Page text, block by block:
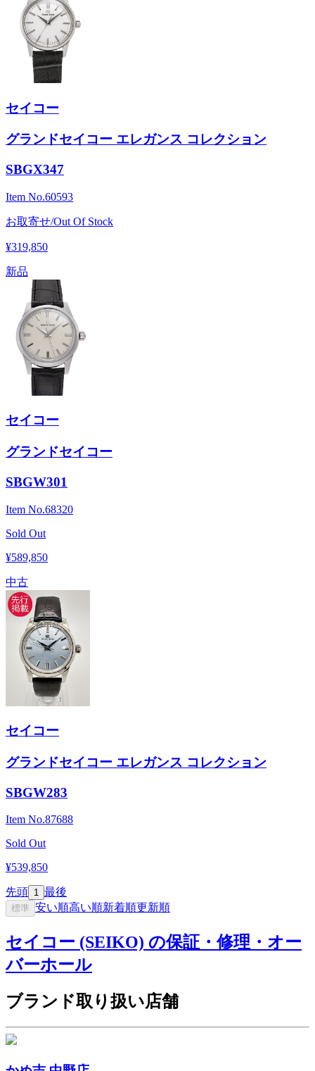
セイコー
グランドセイコー エレガンス コレクション
SBGX347
Item No.60593
お取寄せ/Out Of Stock
¥319,850
新品
セイコー
グランドセイコー
SBGW301
Item No.68320
Sold Out
¥589,850
中古
セイコー
グランドセイコー エレガンス コレクション
SBGW283
Item No.87688
Sold Out
¥539,850
先頭 1 最後
標準 安い順高い順新着順更新順
セイコー (SEIKO) の保証・修理・オー
バーホール
ブランド取り扱い店舗